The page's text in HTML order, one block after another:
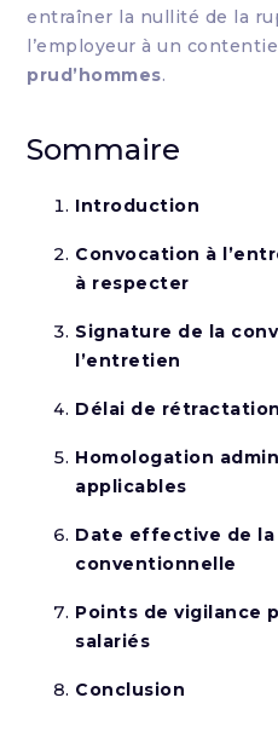
entraîner la nullité de la
l’employeur à un
prud’hommes.
Sommaire
Introduction
Convocation à
à respecter
Signature de la
l’entretien
Délai de
Homologation
applicables
Date effective de
conventionnelle
Points de vigilance
salariés
Conclusion